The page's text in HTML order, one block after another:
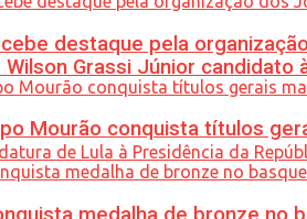
Grassi Júnior candidato
destaque pela
Mourão conquista títulos